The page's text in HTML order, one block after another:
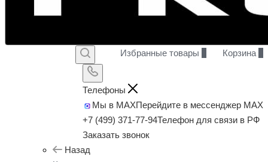
Избранные товары Корзина
Телефоны
Мы в MAXПерейдите в мессенджер MAX
+7 (499) 371-77-94Телефон для связи в РФ
Заказать звонок
Назад